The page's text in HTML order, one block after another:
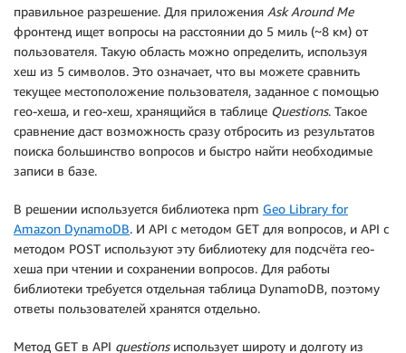
правильное разрешение. Для приложения AskAroundMe
фронтенд ищет вопросы на расстоянии до 5 миль (~8 км) от
пользователя. Такую область можно определить, используя
хеш из 5 символов. Это означает, что вы можете сравнить
текущее местоположение пользователя, заданное с помощью
гео-хеша, и гео-хеш, хранящийся в таблице Questions. Такое
сравнение даст возможность сразу отбросить из результатов
поиска большинство вопросов и быстро найти необходимые
записи в базе.
В решении используется библиотека npm Geo Library for
Amazon DynamoDB. И API с методом GET для вопросов, и API с
методом POST используют эту библиотеку для подсчёта гео-
хеша при чтении и сохранении вопросов. Для работы
библиотеки требуется отдельная таблица DynamoDB, поэтому
ответы пользователей хранятся отдельно.
Метод GET в API questionsиспользует широту и долготу из